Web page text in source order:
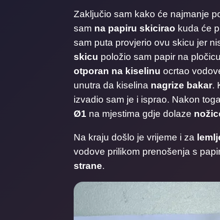
Zaključio sam kako će najmanje
sam na papiru skicirao kuda će
sam puta provjerio ovu skicu jer
skicu položio sam papir na
otporan na kiselinu ocrtao
unutra da kiselina nagrize bakar.
izvadio sam je i isprao. Nakon
Ø1 na mjestima gdje dolaze
Na kraju došlo je vrijeme i za
vodove prilikom prenošenja s
strane.